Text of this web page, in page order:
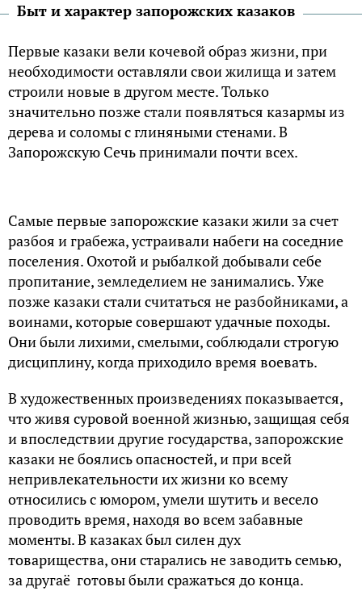
Быт и характер запорожских казаков
Первые казаки вели кочевой образ жизни, при
необходимости оставляли свои жилища и затем
строили новые в другом месте. Только
значительно позже стали появляться казармы из
дерева и соломы с глиняными стенами. В
Запорожскую Сечь принимали почти всех.
Самые первые запорожские казаки жили за счет
разбоя и грабежа, устраивали набеги на соседние
поселения. Охотой и рыбалкой добывали себе
пропитание, земледелием не занимались. Уже
позже казаки стали считаться не разбойниками, а
воинами, которые совершают удачные походы.
Они были лихими, смелыми, соблюдали строгую
дисциплину, когда приходило время воевать.
В художественных произведениях показывается,
что живя суровой военной жизнью, защищая себя
и впоследствии другие государства, запорожские
казаки не боялись опасностей, и при всей
непривлекательности их жизни ко всему
относились с юмором, умели шутить и весело
проводить время, находя во всем забавные
моменты. В казаках был силен дух
товарищества, они старались не заводить семью,
за другаё готовы были сражаться до конца.